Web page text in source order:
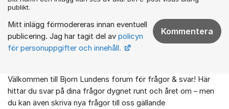
publikt.
Mitt inlägg förmodereras innan eventuell
publicering. Jag har tagit del av policyn
för personuppgifter och innehåll.
Kommentera
Om forumet
Välkommen till Bjorn Lundens forum för frågor & svar! Här
hittar du svar på dina frågor dygnet runt och året om – men
du kan även skriva nya frågor till oss gällande